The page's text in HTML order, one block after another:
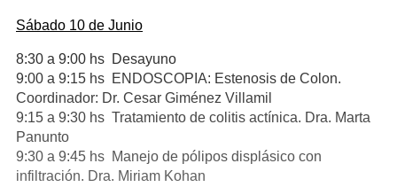
Sábado 10 de Junio
8:30 a 9:00 hs Desayuno
9:00 a 9:15 hs ENDOSCOPIA: Estenosis de Colon.
Coordinador: Dr. Cesar Giménez Villamil
9:15 a 9:30 hs Tratamiento de colitis actínica. Dra. Marta
Panunto
9:30 a 9:45 hs Manejo de pólipos displásico con
infiltración. Dra. Miriam Kohan